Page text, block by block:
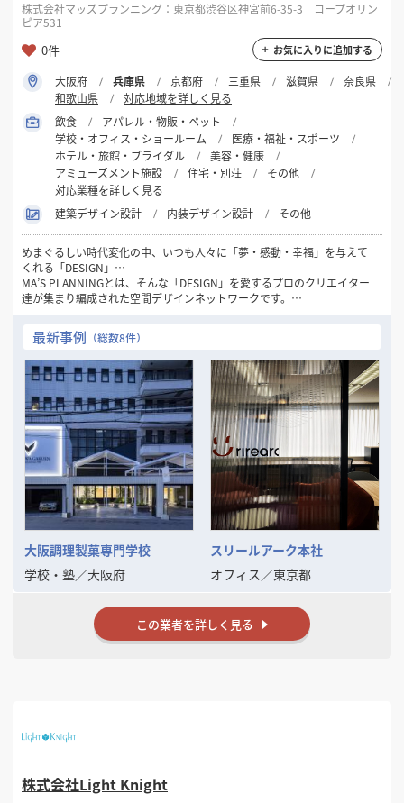
株式会社マッズプランニング：東京都渋谷区神宮前6-35-3 コープオリン
ピア531
0件 お気に入りに追加する
大阪府 兵庫県 京都府 三重県 滋賀県
奈良県
和歌山県
対応地域を詳しく見る
飲食
アパレル・物販・ペット
学校・オフィス・ショールーム
医療・福祉・スポーツ
ホテル・旅館・ブライダル
美容・健康
アミューズメント施設
住宅・別荘
その他
対応業種を詳しく見る
建築デザイン設計
内装デザイン設計 その他
めまぐるしい時代変化の中、いつも人々に「夢・感動・幸福」を与えて
くれる「DESIGN」…
MA’S PLANNINGとは、そんな「DESIGN」を愛するプロのクリエイター
達が集まり編成された空間デザインネットワークです。
1981年の創設以来32年間にわたり一貫して“人々にデザインを通して幸
せを感じてもらいたい…”
というシンプルなコンセプトを念頭に「愛のあるDESIGN」を数多くの
お客様に提供してまいりました。
現代のトレンド・ニーズの変化は一層加速し本質の見極めが困難となる
中、この思いを忘れず、変化を的確に捉えながらもけっして流されるこ
とのない
「普遍的DESIGNの可能性」をさらに追求してまいります。
そして、数々の商空間、住空間プランニングで培った確かな経験と実績
を裏付けに
お客様の良きビジネスパートナーとして「最良の空間づくり」をお手伝
いいたします。
最新事例 （総数8件）
大阪調理製菓専門学校
学校・塾／大阪府
スリールアーク本社
オフィス ／東京都
この業者を詳しく見る
株式会社Light Knight